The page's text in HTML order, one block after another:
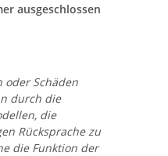
ausgeschlossen
Schäden
durch die
die
Rücksprache zu
die Funktion der